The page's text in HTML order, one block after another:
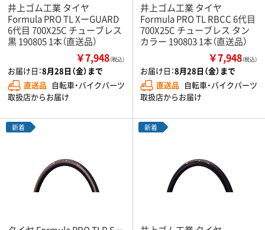
井上ゴム工業 タイヤ
Formula PRO TL XーGUARD
6代目 700X25C チューブレス
黒 190805 1本（直送品）
￥7,948（税込）
お届け日：8月28日（金）まで
直送品 自転車・バイクパーツ
取扱店からお届け
井上ゴム工業 タイヤ
Formula PRO TL RBCC 6代目
700X25C チューブレス タン
カラー 190803 1本（直送品）
￥7,948（税込）
お届け日：8月28日（金）まで
直送品 自転車・バイクパーツ
取扱店からお届け
新着 新着